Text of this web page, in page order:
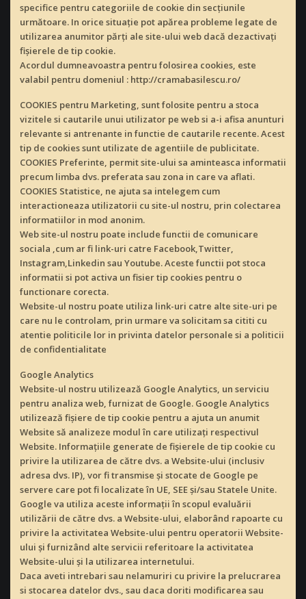
specifice pentru categoriile de cookie din secţiunile
următoare. In orice situaţie pot apărea probleme legate de
utilizarea anumitor părți ale site-ului web dacă dezactivaţi
fişierele de tip cookie.
Acordul dumneavoastra pentru folosirea cookies, este
valabil pentru domeniul : http://cramabasilescu.ro/
COOKIES pentru Marketing, sunt folosite pentru a stoca
vizitele si cautarile unui utilizator pe web si a-i afisa anunturi
relevante si antrenante in functie de cautarile recente. Acest
tip de cookies sunt utilizate de agentiile de publicitate.
COOKIES Preferinte, permit site-ului sa aminteasca informatii
precum limba dvs. preferata sau zona in care va aflati.
COOKIES Statistice, ne ajuta sa intelegem cum
interactioneaza utilizatorii cu site-ul nostru, prin colectarea
informatiilor in mod anonim.
Web site-ul nostru poate include functii de comunicare
sociala ,cum ar fi link-uri catre Facebook,Twitter,
Instagram,Linkedin sau Youtube. Aceste functii pot stoca
informatii si pot activa un fisier tip cookies pentru o
functionare corecta.
Website-ul nostru poate utiliza link-uri catre alte site-uri pe
care nu le controlam, prin urmare va solicitam sa cititi cu
atentie politicile lor in privinta datelor personale si a politicii
de confidentialitate
Google Analytics
Website-ul nostru utilizează Google Analytics, un serviciu
pentru analiza web, furnizat de Google. Google Analytics
utilizează fișiere de tip cookie pentru a ajuta un anumit
Website să analizeze modul în care utilizați respectivul
Website. Informațiile generate de fișierele de tip cookie cu
privire la utilizarea de către dvs. a Website-ului (inclusiv
adresa dvs. IP), vor fi transmise și stocate de Google pe
servere care pot fi localizate în UE, SEE şi/sau Statele Unite.
Google va utiliza aceste informații în scopul evaluării
utilizării de către dvs. a Website-ului, elaborând rapoarte cu
privire la activitatea Website-ului pentru operatorii Website-
ului și furnizând alte servicii referitoare la activitatea
Website-ului și la utilizarea internetului.
Daca aveti intrebari sau nelamuriri cu privire la prelucrarea
si stocarea datelor dvs., sau daca doriti modificarea sau